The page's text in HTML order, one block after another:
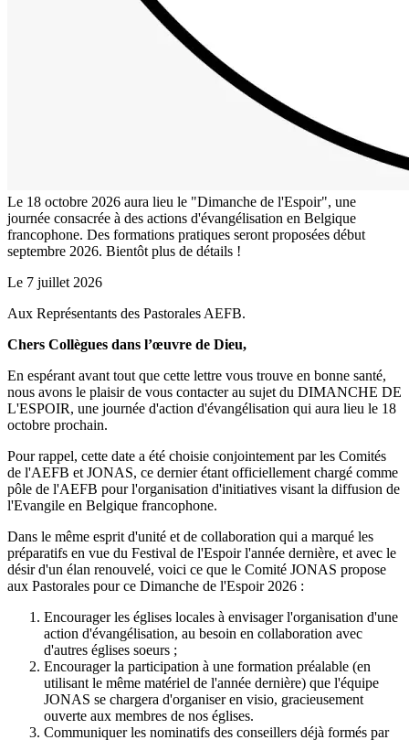
Le 18 octobre 2026 aura lieu le "Dimanche de l'Espoir", une
journée consacrée à des actions d'évangélisation en Belgique
francophone. Des formations pratiques seront proposées début
septembre 2026. Bientôt plus de détails !
Le 7 juillet 2026
Aux Représentants des Pastorales AEFB.
Chers Collègues dans l’œuvre de Dieu,
En espérant avant tout que cette lettre vous trouve en bonne santé,
nous avons le plaisir de vous contacter au sujet du DIMANCHE DE
L'ESPOIR, une journée d'action d'évangélisation qui aura lieu le 18
octobre prochain.
Pour rappel, cette date a été choisie conjointement par les Comités
de l'AEFB et JONAS, ce dernier étant officiellement chargé comme
pôle de l'AEFB pour l'organisation d'initiatives visant la diffusion de
l'Evangile en Belgique francophone.
Dans le même esprit d'unité et de collaboration qui a marqué les
préparatifs en vue du Festival de l'Espoir l'année dernière, et avec le
désir d'un élan renouvelé, voici ce que le Comité JONAS propose
aux Pastorales pour ce Dimanche de l'Espoir 2026 :
Encourager les églises locales à envisager l'organisation d'une
action d'évangélisation, au besoin en collaboration avec
d'autres églises soeurs ;
Encourager la participation à une formation préalable (en
utilisant le même matériel de l'année dernière) que l'équipe
JONAS se chargera d'organiser en visio, gracieusement
ouverte aux membres de nos églises.
Communiquer les nominatifs des conseillers déjà formés par